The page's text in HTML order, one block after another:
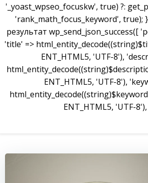
'_yoast_wpseo_focuskw', true) ?:
'rank_math_focus_keyword',
результат wp_send_json_success([
'title' =>
ENT_HTML5, 'UTF-8'),
ENT_HTML5, 'UTF-8'),
ENT_HTML5, 'UTF-